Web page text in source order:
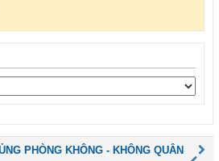
PHÒNG KHÔNG - KHÔNG QUÂN